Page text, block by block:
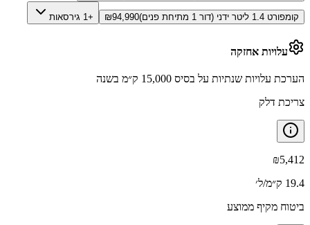
קומפורט 1.4 ליטר ידני (דור 1 מתיחת פנים) ₪94,990 +1 גירסאות
עלויות אחזקה
הערכת עלויות שנתיות על בסיס 15,000 ק״מ בשנה
צריכת דלק
₪5,412
19.4 ק״מ/ל׳
ביטוח מקיף ממוצע